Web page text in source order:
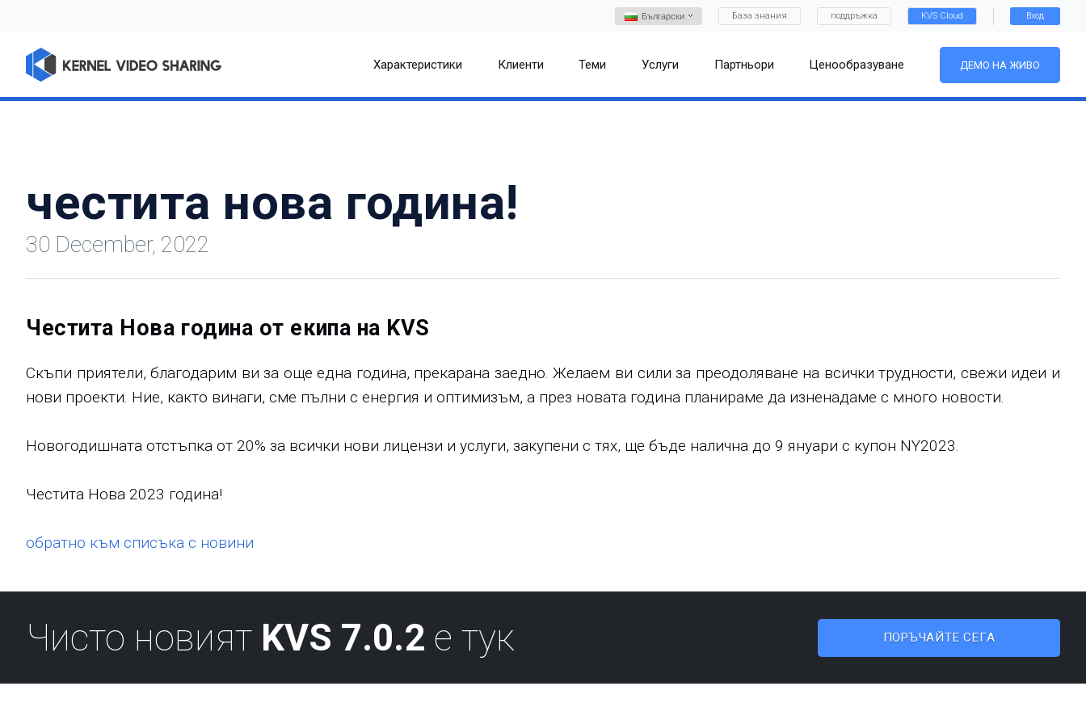
Български База знания поддръжка KVS Cloud Вход
Характеристики Клиенти Теми Услуги Партньори Ценообразуване ДЕМО НА ЖИВО
честита нова година!
30 December, 2022
Честита Нова година от екипа на KVS
Скъпи приятели, благодарим ви за още една година, прекарана заедно. Желаем ви сили за преодоляване на всички трудности, свежи идеи и
нови проекти. Ние, както винаги, сме пълни с енергия и оптимизъм, а през новата година планираме да изненадаме с много новости.
Новогодишната отстъпка от 20% за всички нови лицензи и услуги, закупени с тях, ще бъде налична до 9 януари с купон NY2023.
Честита Нова 2023 година!
обратно към списъка с новини
Чисто новият KVS 7.0.2 е тук ПОРЪЧАЙТЕ СЕГА